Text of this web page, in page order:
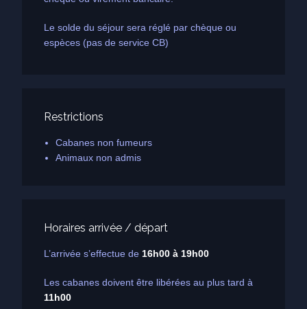
Le solde du séjour sera réglé par chèque ou
espèces (pas de service CB)
Restrictions
Cabanes non fumeurs
Animaux non admis
Horaires arrivée / départ
L’arrivée s’effectue de 16h00 à 19h00
Les cabanes doivent être libérées au plus tard à
11h00